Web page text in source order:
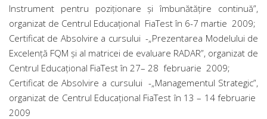
Instrument pentru poziţionare şi îmbunătăţire continuă”,
organizat de Centrul Educaţional FiaTest în 6-7 martie 2009;
Certificat de Absolvire a cursului -„Prezentarea Modelului de
Excelenţă FQM şi al matricei de evaluare RADAR”, organizat de
Centrul Educaţional FiaTest în 27– 28 februarie 2009;
Certificat de Absolvire a cursului -„Managementul Strategic”,
organizat de Centrul Educaţional FiaTest în 13 – 14 februarie
2009